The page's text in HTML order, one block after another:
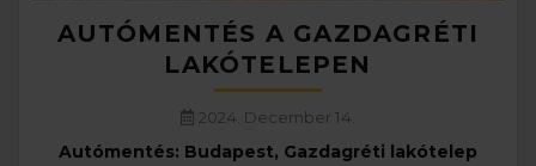
AUTÓMENTÉS A GAZDAGRÉTI
LAKÓTELEPEN
2024. December 14.
Autómentés: Budapest, Gazdagréti lakótelep